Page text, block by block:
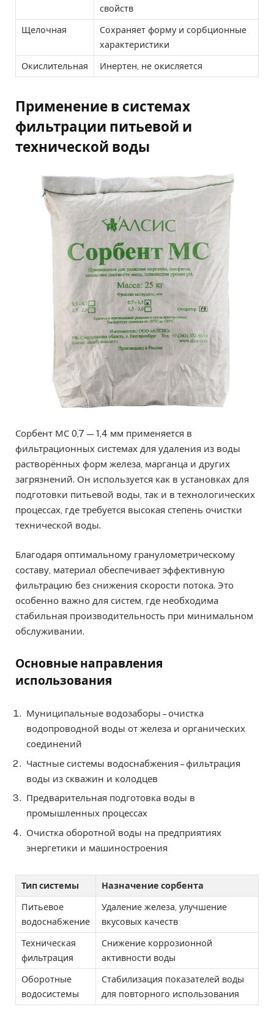
свойств
Щелочная
Сохраняет форму и сорбционные
характеристики
Окислительная Инертен, не окисляется
Применение в системах
фильтрации питьевой и
технической воды
Сорбент МС 0,7 — 1,4 мм применяется в
фильтрационных системах для удаления из воды
растворённых форм железа, марганца и других
загрязнений. Он используется как в установках для
подготовки питьевой воды, так и в технологических
процессах, где требуется высокая степень очистки
технической воды.
Благодаря оптимальному гранулометрическому
составу, материал обеспечивает эффективную
фильтрацию без снижения скорости потока. Это
особенно важно для систем, где необходима
стабильная производительность при минимальном
обслуживании.
Основные направления
использования
Муниципальные водозаборы – очистка
водопроводной воды от железа и органических
соединений
Частные системы водоснабжения – фильтрация
воды из скважин и колодцев
Предварительная подготовка воды в
промышленных процессах
Очистка оборотной воды на предприятиях
энергетики и машиностроения
Тип системы Назначение сорбента
Питьевое
водоснабжение
Удаление железа, улучшение
вкусовых качеств
Техническая
фильтрация
Снижение коррозионной
активности воды
Оборотные
водосистемы
Стабилизация показателей воды
для повторного использования